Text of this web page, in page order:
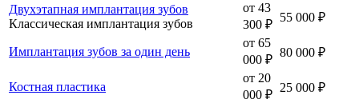
Двухэтапная имплантация зубов
Классическая имплантация зубов
от 43
300 ₽
55 000 ₽
Имплантация зубов за один день
от 65
000 ₽
80 000 ₽
Костная пластика
от 20
000 ₽
25 000 ₽